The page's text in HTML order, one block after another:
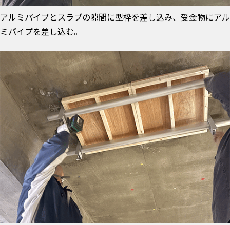
アルミパイプとスラブの隙間に型枠を差し込み、受金物にアル
ミパイプを差し込む。